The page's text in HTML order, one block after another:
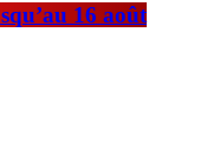
16 août